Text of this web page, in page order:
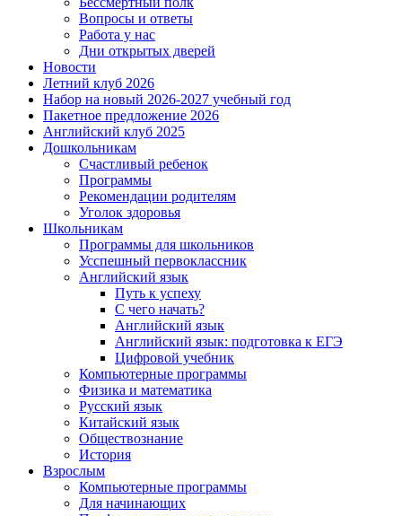
Вопросы и ответы
Работа у нас
Дни открытых дверей
Новости
Летний клуб 2026
Набор на новый 2026-2027 учебный год
Пакетное предложение 2026
Английский клуб 2025
Дошкольникам
Счастливый ребенок
Программы
Рекомендации родителям
Уголок здоровья
Школьникам
Программы для школьников
Усспешный первоклассник
Английский язык
Путь к успеху
С чего начать?
Английский язык
Английский язык: подготовка к ЕГЭ
Цифровой учебник
Компьютерные программы
Физика и математика
Русский язык
Китайский язык
Обществознание
История
Взрослым
Компьютерные программы
Для начинающих